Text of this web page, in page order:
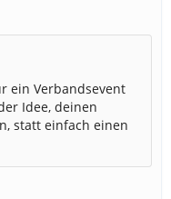
ein Verbandsevent
Idee, deinen
statt einfach einen